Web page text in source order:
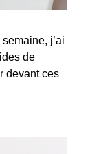
j’ai
de
devant ces